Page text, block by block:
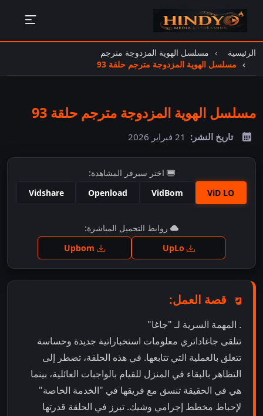
الرئيسية
مسلسل الهوية المزدوجة مترجم
مسلسل الهوية المزدوجة مترجم حلقة 93
مسلسل الهوية المزدوجة مترجم حلقة 93
تاريخ النشر: 21 فبراير 2026
اختر سيرفر المشاهدة:
ViD LO
VidBom
Openload
Vidshare
اضغط للمشاهدة
روابط التحميل المباشرة:
قصة العمل:
. المهمة السرية لـ "جاغا"
تتلقى جاغاداتري معلومات استخباراتية جديدة وحساسة
تتعلق بالعملية التي تتابعها. في هذه الحلقة، تضطر إلى
التظاهر بالبقاء في المنزل للقيام بالواجبات العائلية، بينما
هي في الحقيقة تنسق مع فريقها في "الخدمة الخاصة"
لإحباط مخطط إجرامي وشيك. تبرز في الحلقة قدرتها